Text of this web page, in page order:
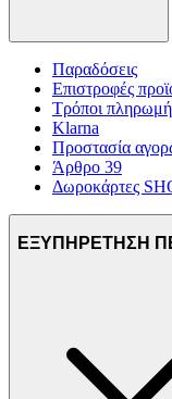
Παραδόσεις
Επιστροφές
Τρόποι
Klarna
Προστασία
Άρθρο 39
Δωροκάρτες
ΕΞΥΠΗΡΕΤΗΣΗ